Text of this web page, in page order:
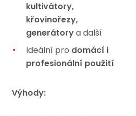
kultivátory,
křovinořezy,
generátorya další
Ideální pro domácí i
profesionální použití
Výhody: